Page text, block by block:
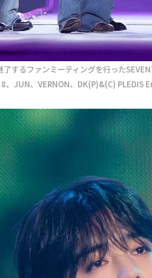
するファンミーティングを行った
、JUN、VERNON、DK(P)&(C)